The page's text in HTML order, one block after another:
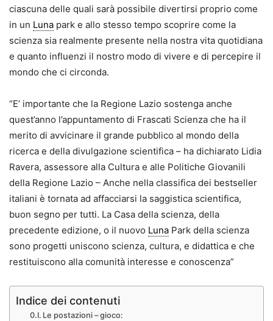
ciascuna delle quali sarà possibile divertirsi proprio come
in un Luna park e allo stesso tempo scoprire come la
scienza sia realmente presente nella nostra vita quotidiana
e quanto influenzi il nostro modo di vivere e di percepire il
mondo che ci circonda.
“E’ importante che la Regione Lazio sostenga anche
quest’anno l’appuntamento di Frascati Scienza che ha il
merito di avvicinare il grande pubblico al mondo della
ricerca e della divulgazione scientifica – ha dichiarato Lidia
Ravera, assessore alla Cultura e alle Politiche Giovanili
della Regione Lazio – Anche nella classifica dei bestseller
italiani è tornata ad affacciarsi la saggistica scientifica,
buon segno per tutti. La Casa della scienza, della
precedente edizione, o il nuovo Luna Park della scienza
sono progetti uniscono scienza, cultura, e didattica e che
restituiscono alla comunità interesse e conoscenza”
Indice dei contenuti
Le postazioni – gioco: